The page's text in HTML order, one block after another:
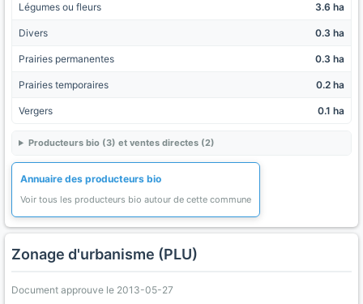
Légumes ou fleurs 3.6 ha
Divers 0.3 ha
Prairies permanentes 0.3 ha
Prairies temporaires 0.2 ha
Vergers 0.1 ha
Producteurs bio (3) et ventes directes (2)
Annuaire des producteurs bio
Voir tous les producteurs bio autour de cette commune
Zonage d'urbanisme (PLU)
Document approuve le 2013-05-27